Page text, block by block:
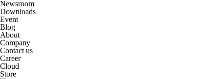
Newsroom
Downloads
Event
Blog
About
Company
Contact us
Career
Cloud
Store